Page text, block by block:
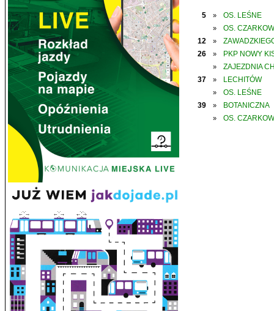
5 » OS. LEŚNE
»
OS.
12
»
26
» PKP NOWY
»
ZAJEZDNIA
37
» LECHITÓW
»
OS. LEŚNE
39
» BOTANICZNA
» OS.